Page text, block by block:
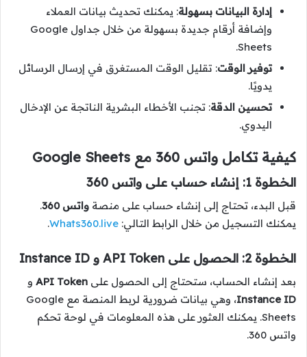
إدارة البيانات بسهولة: يمكنك تحديث بيانات العملاء
وإضافة أرقام جديدة بسهولة من خلال جداول Google
Sheets.
توفير الوقت: تقليل الوقت المستغرق في إرسال الرسائل
يدويًا.
تحسين الدقة: تجنب الأخطاء البشرية الناتجة عن الإدخال
اليدوي.
كيفية تكامل واتس 360 مع Google Sheets
الخطوة 1: إنشاء حساب على واتس 360
قبل البدء، تحتاج إلى إنشاء حساب على منصة واتس 360
.
يمكنك التسجيل من خلال الرابط التالي: Whats360.live
.
الخطوة 2: الحصول على API Token و Instance ID
بعد إنشاء الحساب، ستحتاج إلى الحصول على API Token و
Instance ID
، وهي بيانات ضرورية لربط المنصة مع Google
Sheets. يمكنك العثور على هذه المعلومات في لوحة تحكم
واتس 360.